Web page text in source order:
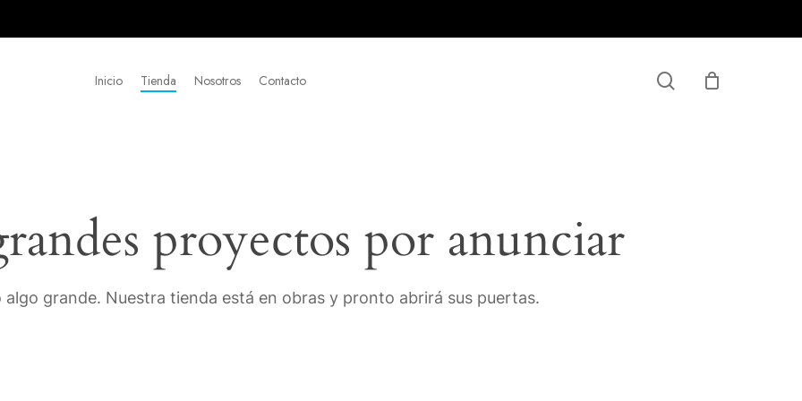
Inicio Tienda Nosotros Contacto search
proyectos por anunciar
algo grande. Nuestra tienda está en obras y pronto abrirá sus puertas.